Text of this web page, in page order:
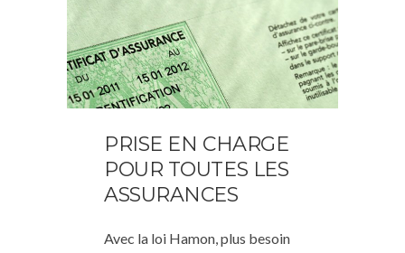
PRISE EN CHARGE
POUR TOUTES LES
ASSURANCES
Avec la loi Hamon, plus besoin